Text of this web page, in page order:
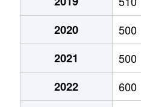
都北町
500万円
都北町
730万円
豊満町
200万円
下長飯町
250
下長飯町
650
2020
500
2021
500
2022
600